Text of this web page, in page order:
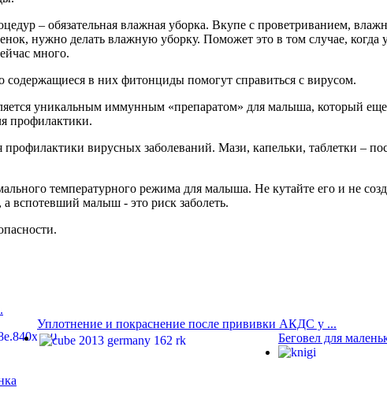
– обязательная влажная уборка. Вкупе с проветриванием,
нужно делать влажную уборку. Поможет это в том случае, когда
много.
содержащиеся в них фитонциды помогут справиться с вирусом.
уникальным иммунным «препаратом» для малыша, который
профилактики.
вирусных заболеваний. Мази, капельки, таблетки –
температурного режима для малыша. Не кутайте его и не
вспотевший малыш - это риск заболеть.
Уплотнение и покраснение после прививки АКДС у ...
Беговел для